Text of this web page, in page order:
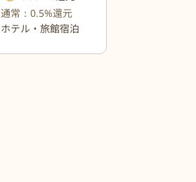
通常：0.5%還元
ホテル・旅館宿泊